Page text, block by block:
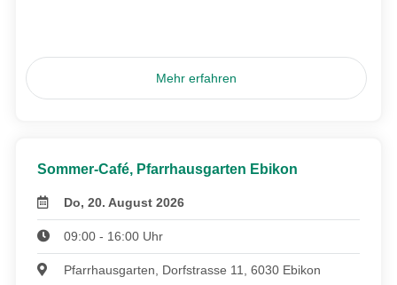
Mehr erfahren
Sommer-Café, Pfarrhausgarten Ebikon
Do, 20. August 2026
09:00 - 16:00 Uhr
Pfarrhausgarten, Dorfstrasse 11, 6030 Ebikon